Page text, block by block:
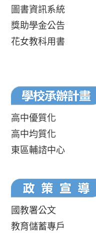
圖書資訊系統
獎助學金公告
花女教科用書
高中優質化
高中均質化
東區輔諮中心
國教署公文
教育儲蓄專戶